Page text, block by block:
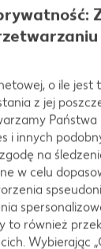
na ok. 10
czerwonych
i
o ile jest
z jej
Państwa
i innych
na
w celu
to również
Wybierając